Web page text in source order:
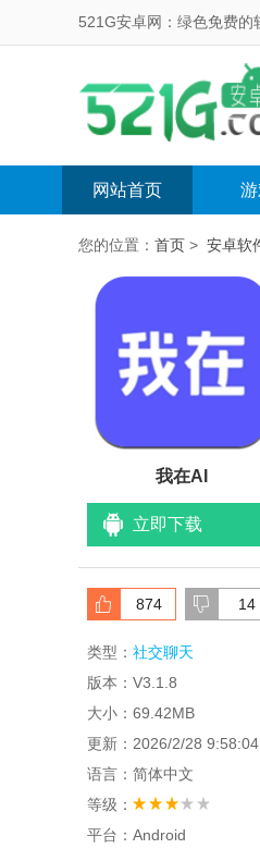
521G安卓网：绿色免费的
网站首页
您的位置： 首页 > 安卓软
我在AI
立即下载
874 14
类型： 社交聊天
版本：V3.1.8
大小：69.42MB
更新：2026/2/28 9:58:04
语言：简体中文
等级：
平台：Android